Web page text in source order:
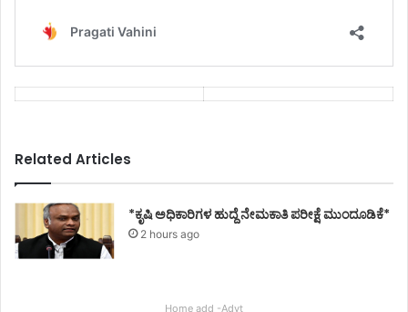
Related Articles
*ಕೃಷಿ ಅಧಿಕಾರಿಗಳ ಹುದ್ದೆ ನೇಮಕಾತಿ ಪರೀಕ್ಷೆ ಮುಂದೂಡಿಕೆ*
2 hours ago
Home add -Advt